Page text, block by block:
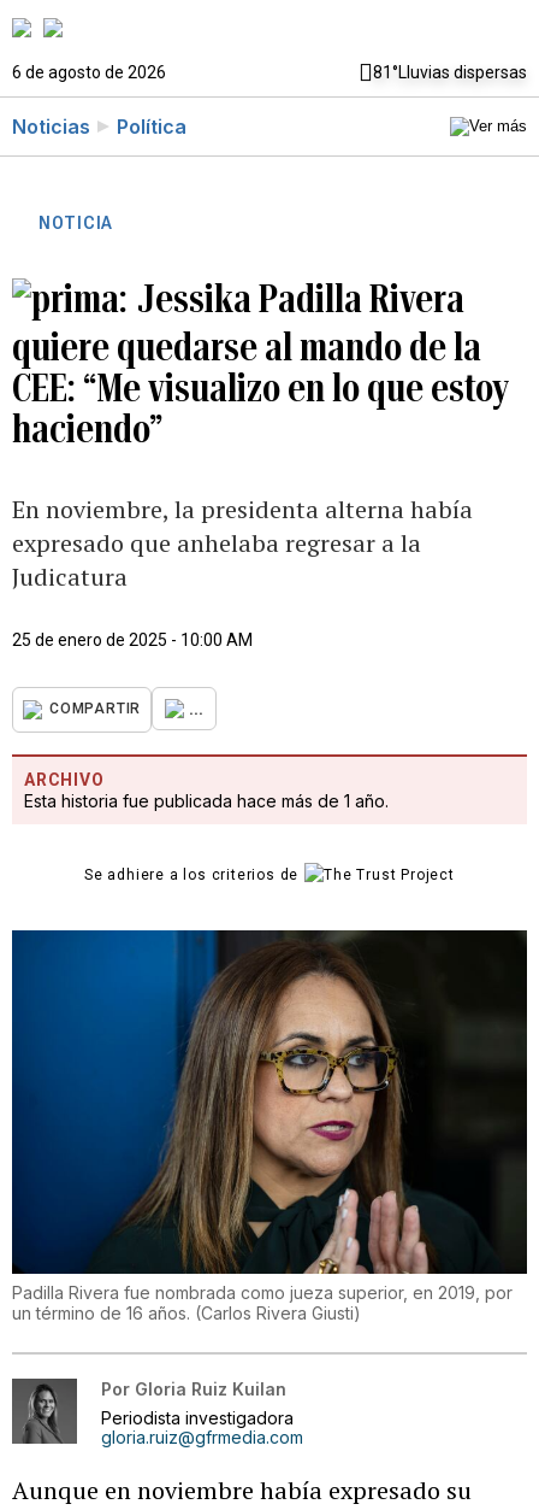
6 de agosto de 2026 81°Lluvias dispersas
Noticias Política
NOTICIA
Jessika Padilla Rivera
quiere quedarse al mando de la
CEE: “Me visualizo en lo que estoy
haciendo”
En noviembre, la presidenta alterna había
expresado que anhelaba regresar a la
Judicatura
25 de enero de 2025 - 10:00 AM
COMPARTIR ...
ARCHIVO
Esta historia fue publicada hace más de 1 año.
Se adhiere a los criterios de
Padilla Rivera fue nombrada como jueza superior, en 2019, por
un término de 16 años. (Carlos Rivera Giusti)
Por Gloria Ruiz Kuilan
Periodista investigadora
gloria.ruiz@gfrmedia.com
Aunque en noviembre había expresado su